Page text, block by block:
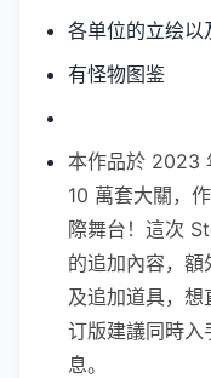
各单位的立绘以
有怪物图鉴
本作品於 2023
10 萬套大關，
際舞台！這次
的追加內容，
及追加道具，
订版建議同時
息。